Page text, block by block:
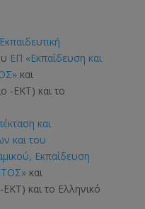
ΕΠ «Εκπαίδευση και
και
-ΕΚΤ) και το
και
και του
Εκπαίδευση
και
ΕΚΤ) και το Ελληνικό